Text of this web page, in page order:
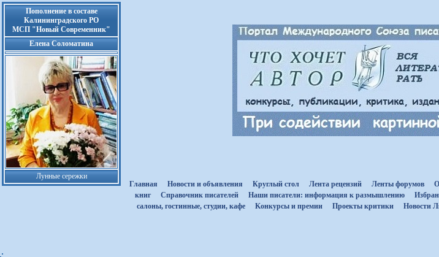
Пополнение в составе
Калининградского РО
МСП "Новый Современник"
Елена Соломатина
Лунные сережки
Главная
Новости и объявления Круглый стол Лента рецензий Ленты форумов
книг
Cправочник писателей Наши писатели: информация к размышлению
салоны, гостинные, студии, кафе
Kонкурсы и премии Проекты критики Новости